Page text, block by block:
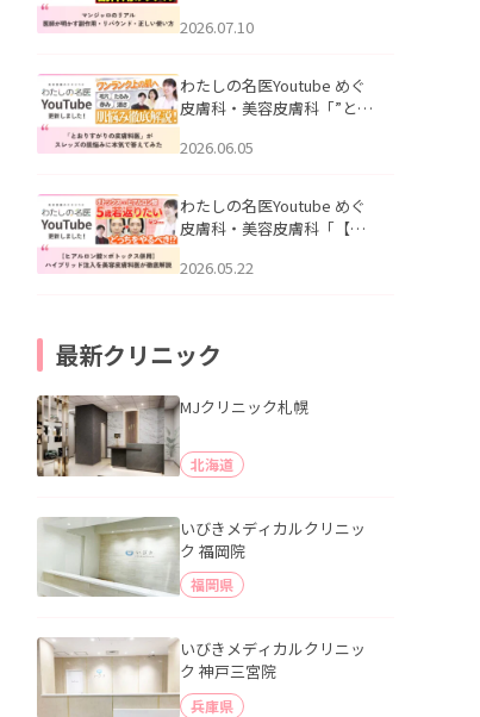
医師が明かす副作用・リバ
公開いたしました。
2026.07.10
わたしの名医Youtube めぐ
皮膚科・美容皮膚科「”とお
ッズの肌悩みに本気で答え
た。
2026.06.05
わたしの名医Youtube めぐ
皮膚科・美容皮膚科「【ヒ
用】ハイブリッド注入を美
2026.05.22
最新クリニック
MJクリニック札幌
北海道
いびきメディカルクリニッ
ク 福岡院
福岡県
いびきメディカルクリニッ
ク 神戸三宮院
兵庫県